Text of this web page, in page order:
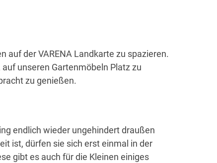
auf der VARENA Landkarte zu spazieren.
unseren Gartenmöbeln Platz zu
zu genießen.
endlich wieder ungehindert draußen
ist, dürfen sie sich erst einmal in der
gibt es auch für die Kleinen einiges